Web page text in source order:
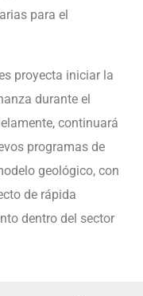
para el
proyecta iniciar la
durante el
continuará
programas de
geológico, con
de rápida
dentro del sector